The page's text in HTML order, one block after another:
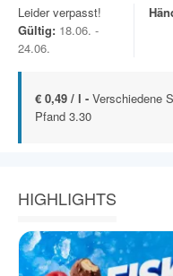
Leider verpasst!
Gültig: 18.06. -
24.06.
€ 0,49 / l - Verschiedene
Pfand 3.30
HIGHLIGHTS